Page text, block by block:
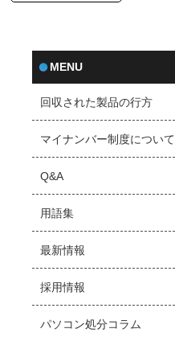
MENU
回収された製品の行方
マイナンバー制度について
Q&A
用語集
最新情報
採用情報
パソコン処分コラム